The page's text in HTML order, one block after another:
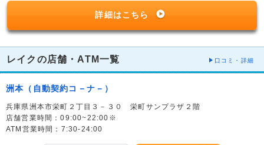
詳細はこちら
レイクの店舗・ATM一覧 口コミ・詳細
洲本（自動契約コ－ナ－）
兵庫県洲本市栄町２丁目３－３０ 栄町サンプラザ２階
店舗営業時間：09:00~22:00※
ATM営業時間：7:30-24:00